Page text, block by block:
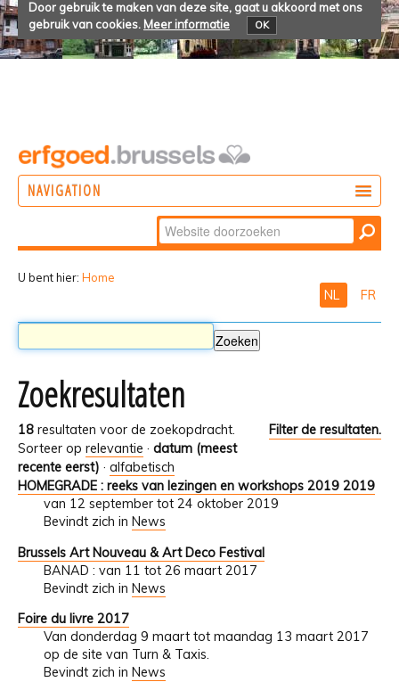
Door gebruik te maken van deze site, gaat u akkoord met ons
gebruik van cookies. Meer informatie OK
NAVIGATION
Zoek
Geavanceerd
U bent hier: Home
NL FR
Zoekresultaten
18 resultaten voor de zoekopdracht.
Filter de resultaten.
Sorteer op relevantie · datum (meest
recente eerst) · alfabetisch
HOMEGRADE : reeks van lezingen en workshops 2019 2019
van 12 september tot 24 oktober 2019
Bevindt zich in News
Brussels Art Nouveau & Art Deco Festival
BANAD : van 11 tot 26 maart 2017
Bevindt zich in News
Foire du livre 2017
Van donderdag 9 maart tot maandag 13 maart 2017
op de site van Turn & Taxis.
Bevindt zich in News